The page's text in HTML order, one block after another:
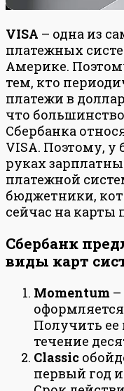
VISA – одна из
платежных
Америке.
тем, кто
платежи в
что
Сбербанка
VISA. Поэтому,
руках
платежной
бюджетники,
сейчас на
Сбербанк
виды карт
Momentum –
Получить
течение
Classic
первый год